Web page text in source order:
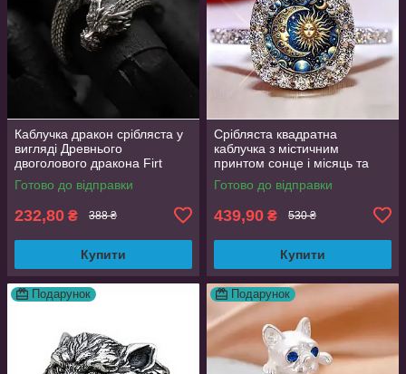
Каблучка дракон срібляста у
вигляді Древнього
двоголового дракона Firt
регульований розмір
AurumLux008
Готово до відправки
232,80 ₴ 388 ₴
Купити
Срібляста квадратна
каблучка з містичним
принтом сонце і місяць та
фіанітами 19 розмір
Готово до відправки
439,90 ₴ 530 ₴
Купити
Подарунок Подарунок